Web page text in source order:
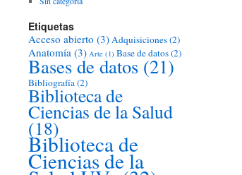
Etiquetas
Acceso abierto (3)Adquisiciones(2)
Anatomía (3) Arte (1) Base de datos(2)
Bases de datos (21)
Bibliografía(2)
Biblioteca de
Ciencias de la Salud
(18)
Biblioteca de
Ciencias de la